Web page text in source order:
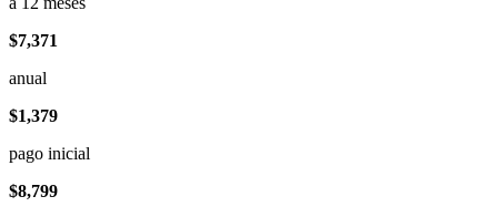
$7,371
anual
$1,379
pago inicial
$8,799